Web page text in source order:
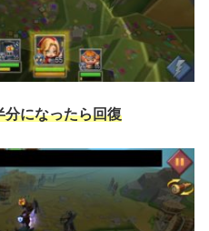
分になったら回復